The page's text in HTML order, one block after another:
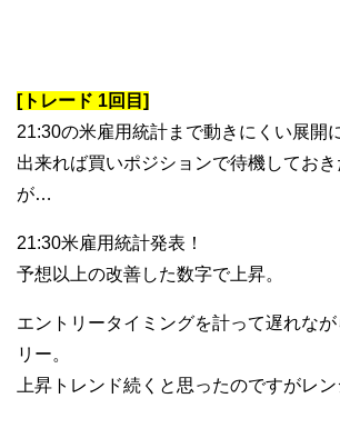
[トレード 1回目]
21:30の米雇用統計まで動きにくい展開に
出来れば買いポジションで待機してお
が…
21:30米雇用統計発表！
予想以上の改善した数字で上昇。
エントリータイミングを計って遅れな
リー。
上昇トレンド続くと思ったのですがレン